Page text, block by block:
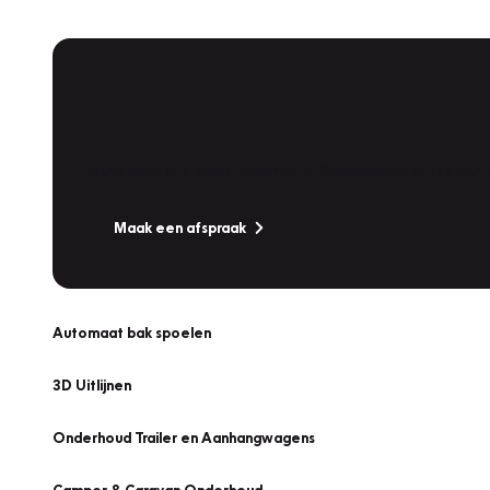
Maak een afspraak
Automaat bak spoelen
3D Uitlijnen
Onderhoud Trailer en Aanhangwagens